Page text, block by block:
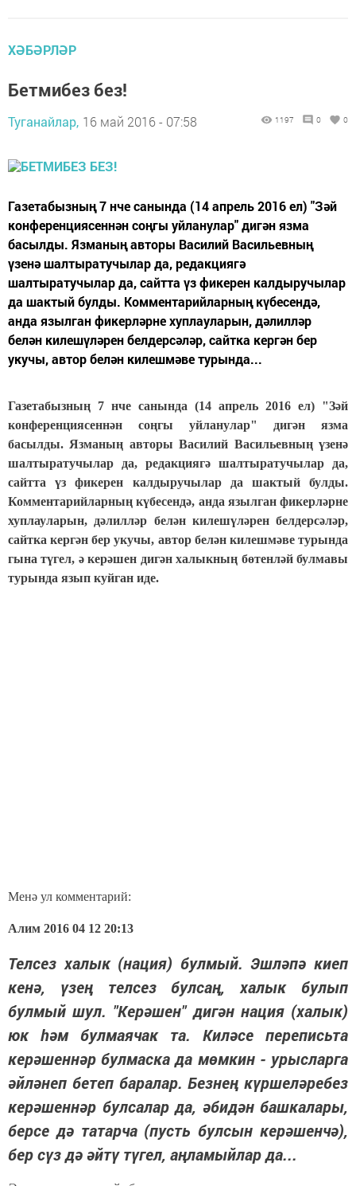
ХӘБӘРЛӘР
Бетмибез без!
Туганайлар, 16 май 2016 - 07:58 1197 0 0
Газетабызның 7 нче санында (14 апрель 2016 ел) "Зәй
конференциясеннән соңгы уйланулар" дигән язма
басылды. Язманың авторы Василий Васильевның
үзенә шалтыратучылар да, редакциягә
шалтыратучылар да, сайтта үз фикерен калдыручылар
да шактый булды. Комментарийларның күбесендә,
анда язылган фикерләрне хуплауларын, дәлилләр
белән килешүләрен белдерсәләр, сайтка кергән бер
укучы, автор белән килешмәве турында...
Газетабызның 7 нче санында (14 апрель 2016 ел) "Зәй
конференциясеннән соңгы уйланулар" дигән язма
басылды. Язманың авторы Василий Васильевның үзенә
шалтыратучылар да, редакциягә шалтыратучылар да,
сайтта үз фикерен калдыручылар да шактый булды.
Комментарийларның күбесендә, анда язылган фикерләрне
хуплауларын, дәлилләр белән килешүләрен белдерсәләр,
сайтка кергән бер укучы, автор белән килешмәве турында
гына түгел, ә керәшен дигән халыкның бөтенләй булмавы
турында язып куйган иде.
Менә ул комментарий:
Алим 2016 04 12 20:13
Телсез халык (нация) булмый. Эшләпә киеп
кенә, үзең телсез булсаң, халык булып
булмый шул. "Керәшен" дигән нация (халык)
юк һәм булмаячак та. Киләсе переписьта
керәшеннәр булмаска да мөмкин - урысларга
әйләнеп бетеп баралар. Безнең күршеләребез
керәшеннәр булсалар да, әбидән башкалары,
берсе дә татарча (пусть булсын керәшенчә),
бер сүз дә әйтү түгел, аңламыйлар да...